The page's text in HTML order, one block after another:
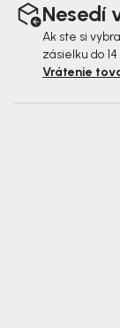
Nesedí
Ak ste si
zásielku do
Vrátenie